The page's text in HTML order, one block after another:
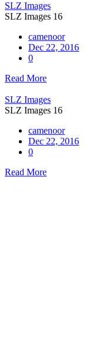
SLZ Images
SLZ Images 16
camenoor
Dec 22, 2016
0
Read More
SLZ Images
SLZ Images 16
camenoor
Dec 22, 2016
0
Read More